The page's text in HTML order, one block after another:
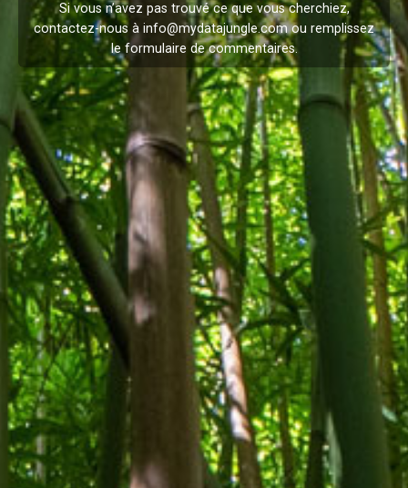
Si vous n’avez pas trouvé ce que vous cherchiez,
contactez-nous à info@mydatajungle.comou remplissez
le formulaire decommentaires.